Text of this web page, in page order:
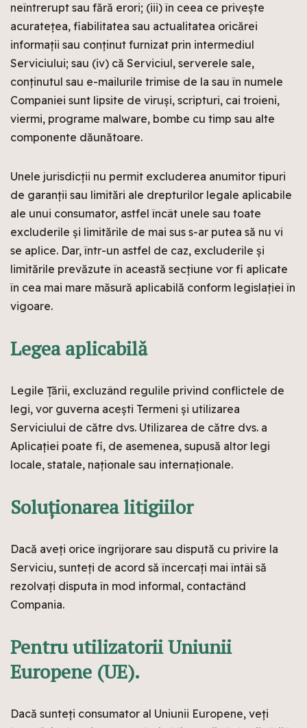
neîntrerupt sau fără erori; (iii) în ceea ce privește
acuratețea, fiabilitatea sau actualitatea oricărei
informații sau conținut furnizat prin intermediul
Serviciului; sau (iv) că Serviciul, serverele sale,
conținutul sau e-mailurile trimise de la sau în numele
Companiei sunt lipsite de viruși, scripturi, cai troieni,
viermi, programe malware, bombe cu timp sau alte
componente dăunătoare.
Unele jurisdicții nu permit excluderea anumitor tipuri
de garanții sau limitări ale drepturilor legale aplicabile
ale unui consumator, astfel încât unele sau toate
excluderile și limitările de mai sus s-ar putea să nu vi
se aplice. Dar, într-un astfel de caz, excluderile și
limitările prevăzute în această secțiune vor fi aplicate
în cea mai mare măsură aplicabilă conform legislației în
vigoare.
Legea aplicabilă
Legile Țării, excluzând regulile privind conflictele de
legi, vor guverna acești Termeni și utilizarea
Serviciului de către dvs. Utilizarea de către dvs. a
Aplicației poate fi, de asemenea, supusă altor legi
locale, statale, naționale sau internaționale.
Soluționarea litigiilor
Dacă aveți orice îngrijorare sau dispută cu privire la
Serviciu, sunteți de acord să încercați mai întâi să
rezolvați disputa în mod informal, contactând
Compania.
Pentru utilizatorii Uniunii
Europene (UE).
Dacă sunteți consumator al Uniunii Europene, veți